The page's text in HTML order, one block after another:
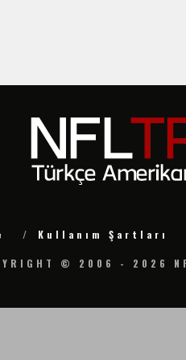
Kullanım Şartları
© 2006 - 2026